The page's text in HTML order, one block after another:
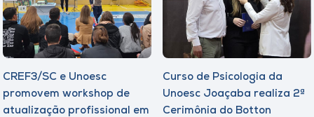
CREF3/SC e Unoesc
promovem workshop de
atualização profissional em
Curso de Psicologia da
Unoesc Joaçaba realiza 2ª
Cerimônia do Botton